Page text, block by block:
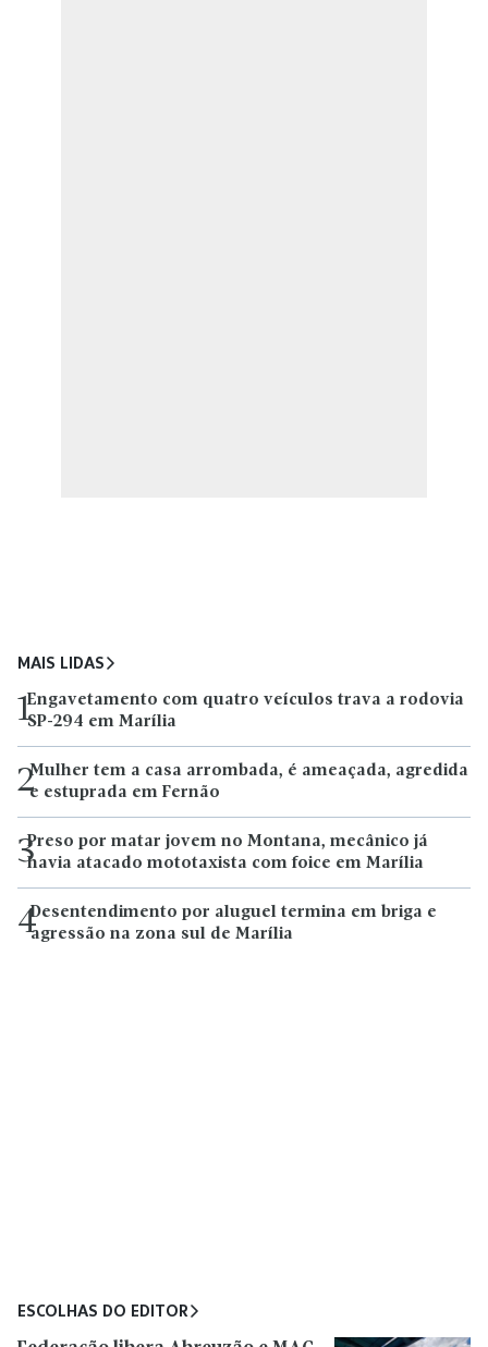
MAIS LIDAS
1Engavetamento com quatro veículos trava a rodovia
SP-294 em Marília
2Mulher tem a casa arrombada, é ameaçada, agredida
e estuprada em Fernão
3Preso por matar jovem no Montana, mecânico já
havia atacado mototaxista com foice em Marília
4Desentendimento por aluguel termina em briga e
agressão na zona sul de Marília
ESCOLHAS DO EDITOR